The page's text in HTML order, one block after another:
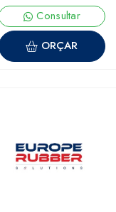
Consultar
ORÇAR